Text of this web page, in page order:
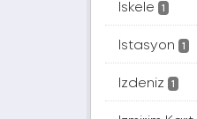
Iskele 1
Istasyon 1
Izdeniz 1